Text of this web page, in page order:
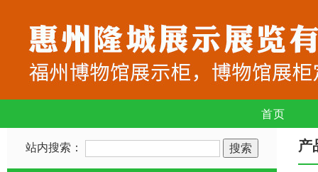
首页
站内搜索： 产